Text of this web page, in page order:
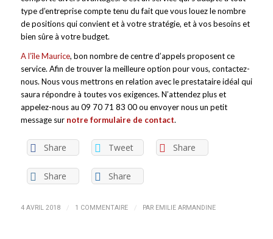
type d’entreprise compte tenu du fait que vous louez le nombre
de positions qui convient et à votre stratégie, et à vos besoins et
bien sûre à votre budget.
A l’île Maurice, bon nombre de centre d’appels proposent ce
service. Afin de trouver la meilleure option pour vous, contactez-
nous. Nous vous mettrons en relation avec le prestataire idéal qui
saura répondre à toutes vos exigences. N’attendez plus et
appelez-nous au 09 70 71 83 00 ou envoyer nous un petit
message sur notre formulaire de contact.
Share Tweet Share
Share Share
4 AVRIL 2018 / 1 COMMENTAIRE / PAR EMILIE ARMANDINE